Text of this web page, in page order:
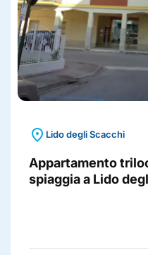
location_on Lido degli Scacchi
Appartamento
spiaggia a Lido